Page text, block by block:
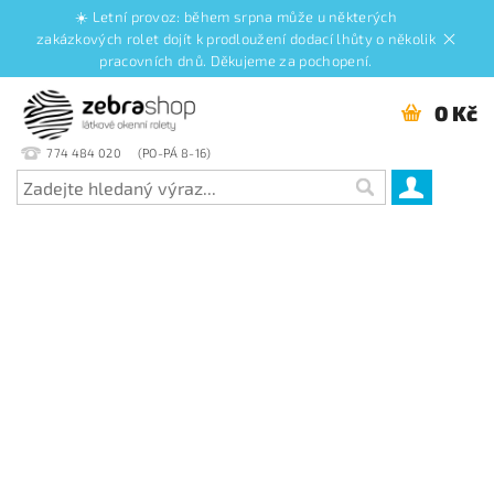
☀️ Letní provoz: během srpna může u některých
zakázkových rolet dojít k prodloužení dodací lhůty o několik
pracovních dnů. Děkujeme za pochopení.
774 484 020
0 Kč